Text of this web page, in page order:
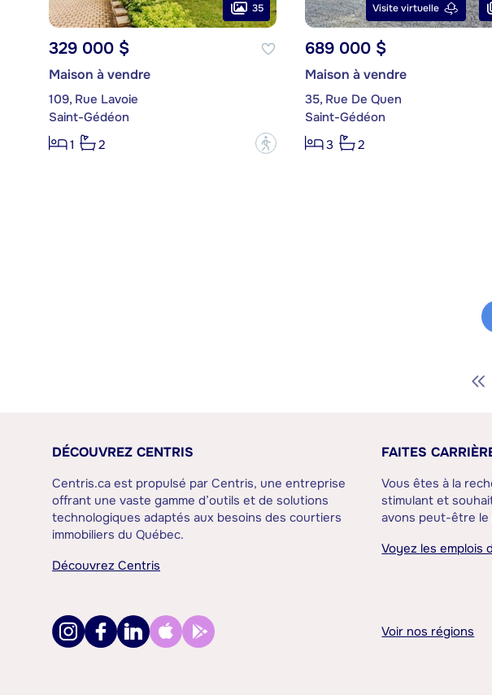
35
329 000 $
Maison à vendre
109, Rue Lavoie
Saint-Gédéon
1
2 ?
Visite virtuelle
689 000 $
Maison à vendre
35, Rue De Quen
Saint-Gédéon
3
2
DÉCOUVREZ CENTRIS
Centris.ca est propulsé par Centris, une entreprise
offrant une vaste gamme d’outils et de solutions
technologiques adaptés aux besoins des courtiers
immobiliers du Québec.
Découvrez Centris
FAITES
Vous êtes à la
stimulant et
avons peut-être le
Voyez les emplois
Voir nos régions